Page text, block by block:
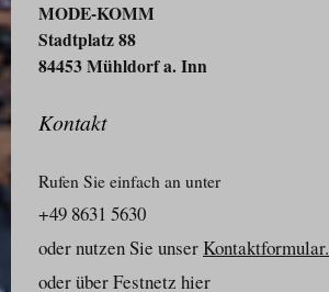
MODE-KOMM
Stadtplatz 88
84453 Mühldorf a. Inn
Kontakt
Rufen Sie einfach an unter
+49 8631 5630
oder nutzen Sie unserKontaktformular.
oder über Festnetz hier